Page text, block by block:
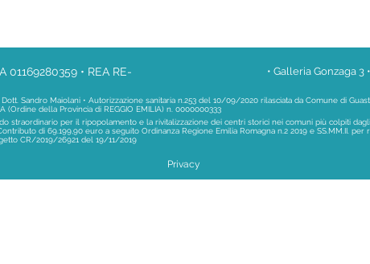
01169280359 • REA RE-
• Galleria Gonzaga 3
• Autorizzazione sanitaria n.253 del 10/09/2020 rilasciata da Comune di
Sandro Maiolani
(Ordine della Provincia di REGGIO EMILIA) n. 0000000333
straordinario per il ripopolamento e la rivitalizzazione dei centri storici nei comuni più colpiti
di 69.199,90 euro a seguito Ordinanza Regione Emilia Romagna n.2 2019 e SS.MM.II. per
CR/2019/26921 del 19/11/2019
Privacy